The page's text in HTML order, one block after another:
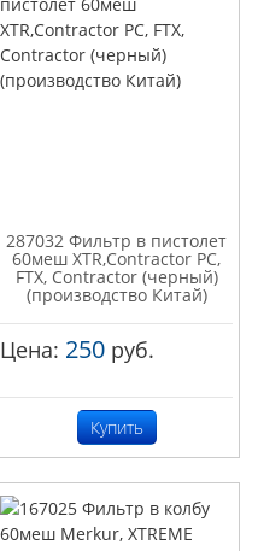
287032 Фильтр в пистолет
60меш XTR,Contractor PC,
FTX, Contractor (черный)
(производство Китай)
Цена: 250 руб.
Купить